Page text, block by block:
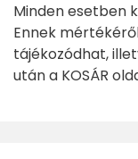
Minden esetben
Ennek
tájékozódhat,
után a KOSÁR